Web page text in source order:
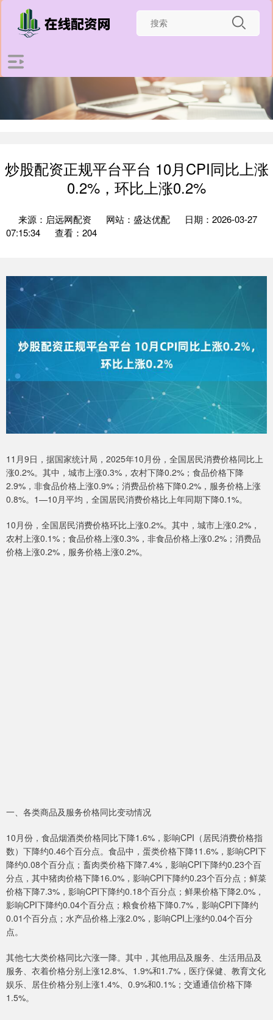
炒股配资正规平台平台 10月CPI同比上涨
0.2%，环比上涨0.2%
来源：启远网配资 网站：盛达优配
日期：2026-03-27
07:15:34
查看：204
11月9日，据国家统计局，2025年10月份，全国居民消费价格同比上
涨0.2%。其中，城市上涨0.3%，农村下降0.2%；食品价格下降
2.9%，非食品价格上涨0.9%；消费品价格下降0.2%，服务价格上涨
0.8%。1­­—10月平均，全国居民消费价格比上年同期下降0.1%。
10月份，全国居民消费价格环比上涨0.2%。其中，城市上涨0.2%，
农村上涨0.1%；食品价格上涨0.3%，非食品价格上涨0.2%；消费品
价格上涨0.2%，服务价格上涨0.2%。
一、各类商品及服务价格同比变动情况
10月份，食品烟酒类价格同比下降1.6%，影响CPI（居民消费价格指
数）下降约0.46个百分点。食品中，蛋类价格下降11.6%，影响CPI下
降约0.08个百分点；畜肉类价格下降7.4%，影响CPI下降约0.23个百
分点，其中猪肉价格下降16.0%，影响CPI下降约0.23个百分点；鲜菜
价格下降7.3%，影响CPI下降约0.18个百分点；鲜果价格下降2.0%，
影响CPI下降约0.04个百分点；粮食价格下降0.7%，影响CPI下降约
0.01个百分点；水产品价格上涨2.0%，影响CPI上涨约0.04个百分
点。
其他七大类价格同比六涨一降。其中，其他用品及服务、生活用品及
服务、衣着价格分别上涨12.8%、1.9%和1.7%，医疗保健、教育文化
娱乐、居住价格分别上涨1.4%、0.9%和0.1%；交通通信价格下降
1.5%。